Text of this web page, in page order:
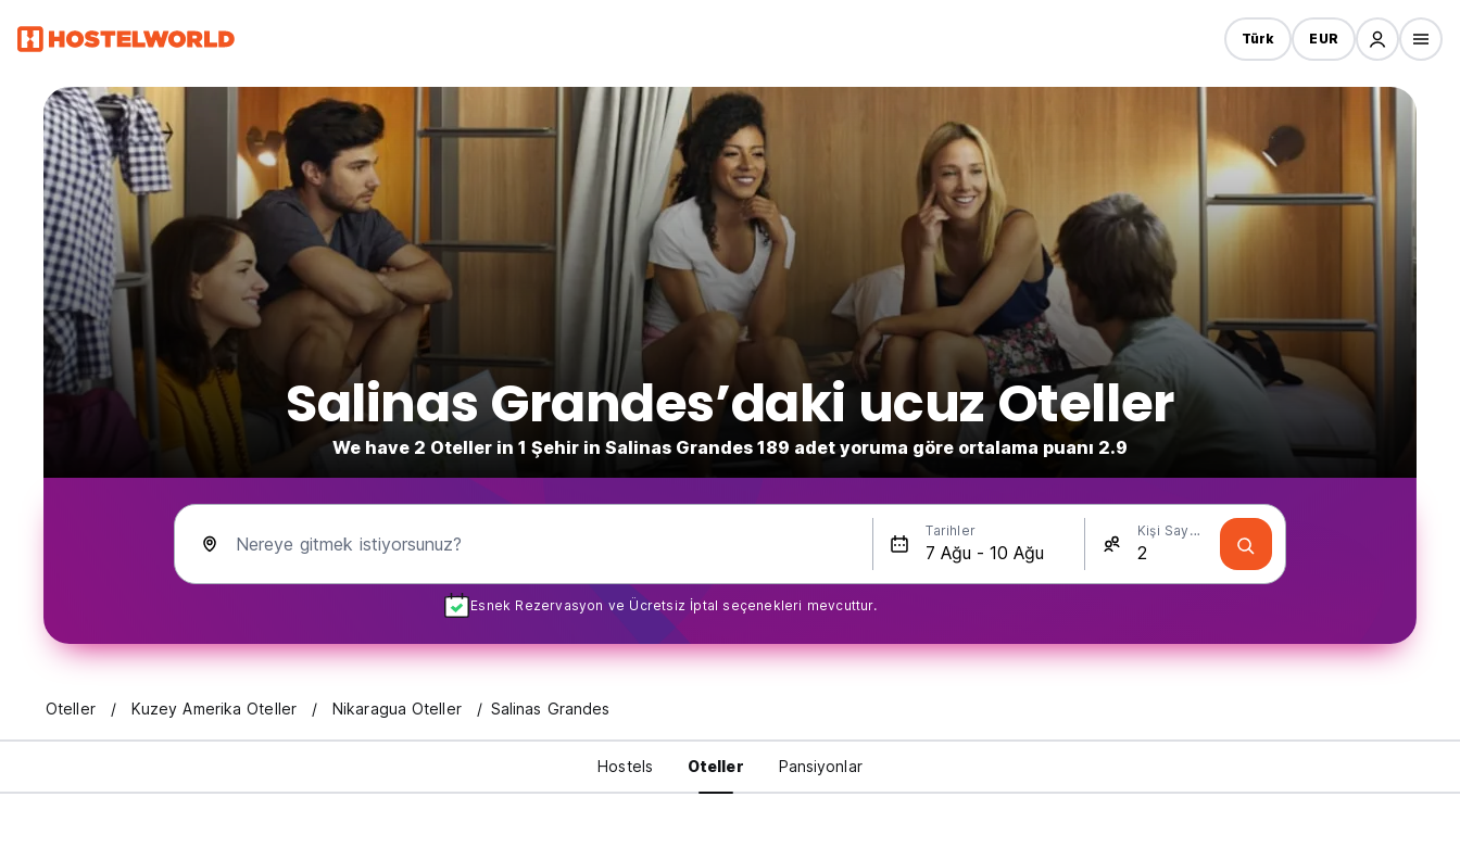
Türk EUR
Salinas Grandes’daki ucuz Oteller
We have 2 Oteller in 1 Şehir in Salinas Grandes 189 adet yoruma göre ortalama puanı 2.9
Nereye gitmek istiyorsunuz?
Tarihler Kişi Sayısı
Esnek Rezervasyon ve Ücretsiz İptal seçenekleri mevcuttur.
Oteller Kuzey Amerika Oteller Nikaragua Oteller Salinas Grandes
Hostels Oteller Pansiyonlar